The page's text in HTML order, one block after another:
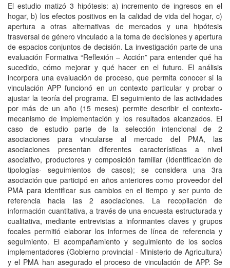
El estudio matizó 3 hipótesis: a) incremento de ingresos en el
hogar, b) los efectos positivos en la calidad de vida del hogar, c)
apertura a otras alternativas de mercados y una hipótesis
trasversal de género vinculado a la toma de decisiones y apertura
de espacios conjuntos de decisión. La investigación parte de una
evaluación Formativa “Reflexión – Acción” para entender qué ha
sucedido, cómo mejorar y qué hacer en el futuro. El análisis
incorpora una evaluación de proceso, que permita conocer si la
vinculación APP funcionó en un contexto particular y probar o
ajustar la teoría del programa. El seguimiento de las actividades
por más de un año (15 meses) permite describir el contexto-
mecanismo de implementación y los resultados alcanzados. El
caso de estudio parte de la selección intencional de 2
asociaciones para vincularse al mercado del PMA, las
asociaciones presentan diferentes características a nivel
asociativo, productores y composición familiar (Identificación de
tipologías- seguimientos de casos); se considera una 3ra
asociación que participó en años anteriores como proveedor del
PMA para identificar sus cambios en el tiempo y ser punto de
referencia hacia las 2 asociaciones. La recopilación de
información cuantitativa, a través de una encuesta estructurada y
cualitativa, mediante entrevistas a informantes claves y grupos
focales permitió elaborar los informes de línea de referencia y
seguimiento. El acompañamiento y seguimiento de los socios
implementadores (Gobierno provincial - Ministerio de Agricultura)
y el PMA han asegurado el proceso de vinculación de APP. Se